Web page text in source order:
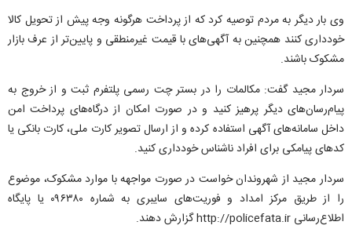
وی بار دیگر به مردم توصیه کرد که از پرداخت هرگونه وجه پیش از تحویل کالا
خودداری کنند همچنین به آگهی‌های با قیمت غیرمنطقی و پایین‌تر از عرف بازار
مشکوک باشند.
سردار مجید گفت: مکالمات را در بستر چت رسمی پلتفرم ثبت و از خروج به
پیام‌رسان‌های دیگر پرهیز کنید و در صورت امکان از درگاه‌های پرداخت امن
داخل سامانه‌های آگهی استفاده کرده و از ارسال تصویر کارت ملی، کارت بانکی یا
کد‌های پیامکی برای افراد ناشناس خودداری کنید.
سردار مجید از شهروندان خواست در صورت مواجهه با موارد مشکوک، موضوع
را از طریق مرکز امداد و فوریت‌های سایبری به شماره ۰۹۶۳۸۰ یا پایگاه
اطلاع‌رسانی http://policefata.ir گزارش دهند.